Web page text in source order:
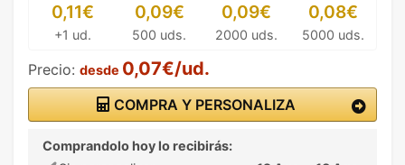
0,11€
+1 ud.
0,09€
500 uds.
0,09€
2000 uds.
0,08€
5000 uds.
Precio: desde 0,07€/ud.
COMPRA Y PERSONALIZA
Comprandolo hoy lo recibirás: